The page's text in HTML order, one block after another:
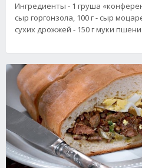
Ингредиенты - 1 груша
сыр горгонзола, 100 г - сыр
сухих дрожжей - 150 г муки